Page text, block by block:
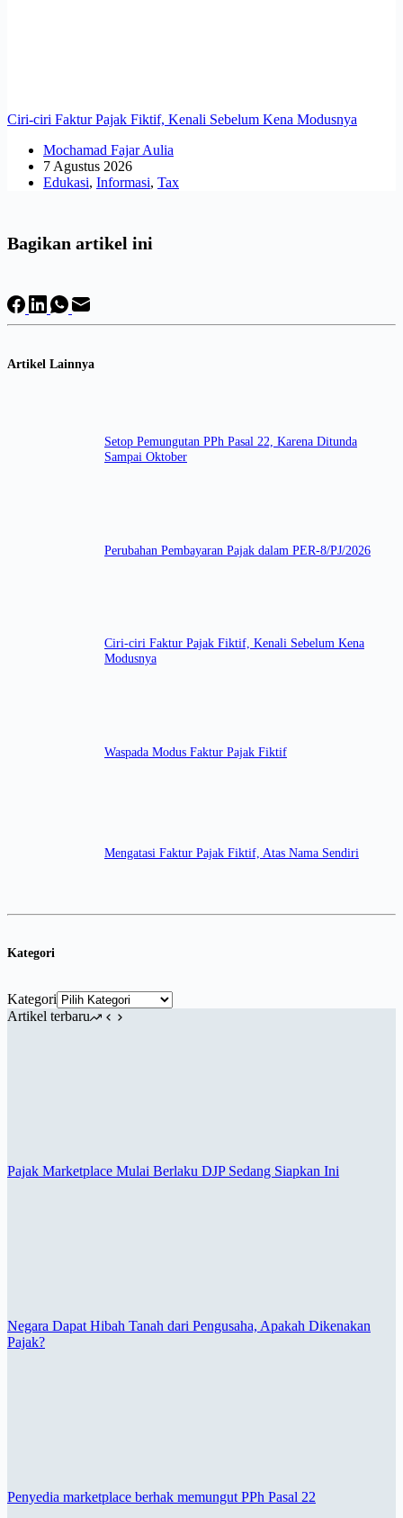
Ciri-ciri Faktur Pajak Fiktif, Kenali Sebelum Kena Modusnya
Mochamad Fajar Aulia
7 Agustus 2026
Edukasi, Informasi, Tax
Bagikan artikel ini
Artikel Lainnya
Setop Pemungutan PPh Pasal 22, Karena Ditunda
Sampai Oktober
Perubahan Pembayaran Pajak dalam PER-8/PJ/2026
Ciri-ciri Faktur Pajak Fiktif, Kenali Sebelum Kena
Modusnya
Waspada Modus Faktur Pajak Fiktif
Mengatasi Faktur Pajak Fiktif, Atas Nama Sendiri
Kategori
Kategori
Artikel terbaru
Pajak Marketplace Mulai Berlaku DJP Sedang Siapkan Ini
Negara Dapat Hibah Tanah dari Pengusaha, Apakah Dikenakan
Pajak?
Penyedia marketplace berhak memungut PPh Pasal 22